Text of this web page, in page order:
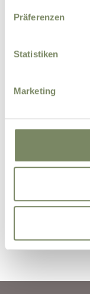
Präferenzen
Statistiken
Marketing
offers by e-
may be
for the
basis of the